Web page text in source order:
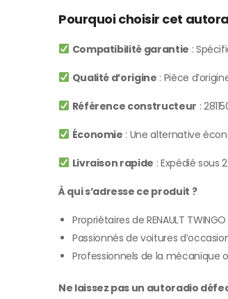
Pourquoi choisir cet
Compatibilité garantie :
Qualité d’origine : Pièce
Référence constructeur :
Économie : Une alternative
Livraison rapide : Expédié
À qui s’adresse ce produit ?
Propriétaires de RENAULT
Passionnés de voitures
Professionnels de la mécanique
Ne laissez pas un autoradio